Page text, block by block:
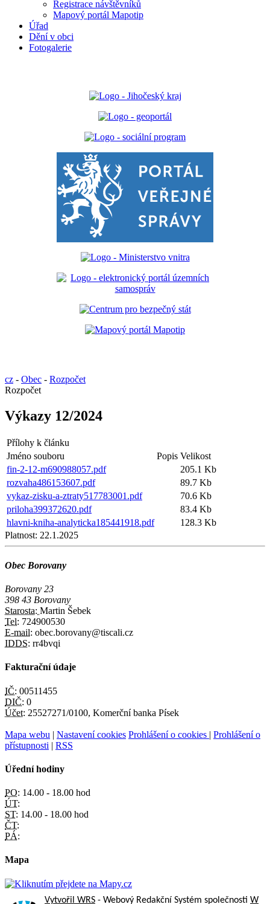
Registrace návštěvníků
Mapový portál Mapotip
Úřad
Dění v obci
Fotogalerie
cz - Obec - Rozpočet
Rozpočet
Výkazy 12/2024
Přílohy k článku
Jméno souboru
Popis Velikost
fin-2-12-m690988057.pdf
205.1 Kb
rozvaha486153607.pdf
89.7 Kb
vykaz-zisku-a-ztraty517783001.pdf
70.6 Kb
priloha399372620.pdf
83.4 Kb
hlavni-kniha-analyticka185441918.pdf
128.3 Kb
Platnost: 22.1.2025
Obec Borovany
Borovany 23
398 43 Borovany
Starosta: Martin Šebek
Tel: 724900530
E-mail: obec.borovany@tiscali.cz
IDDS: rr4bvqi
Fakturační údaje
IČ: 00511455
DIČ: 0
Účet: 25527271/0100, Komerční banka Písek
Mapa webu | Nastavení cookies Prohlášení o cookies | Prohlášení o
přístupnosti | RSS
Úřední hodiny
PO: 14.00 - 18.00 hod
ÚT:
ST: 14.00 - 18.00 hod
ČT:
PÁ:
Mapa
Vytvořil WRS - Webový Redakční Systém společnosti W